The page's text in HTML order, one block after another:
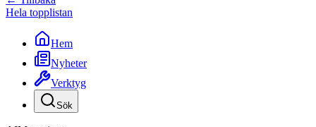
Hela topplistan
Hem
Nyheter
Verktyg
Sök